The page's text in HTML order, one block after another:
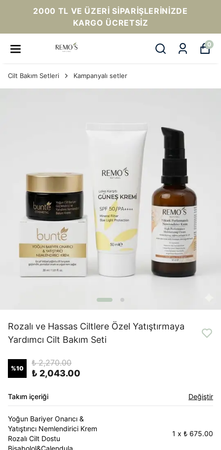
2000 TL VE ÜZERI SIPARIŞLERINIZDE
KARGO ÜCRETSIZ
0
Cilt Bakım Setleri Kampanyalı setler
Rozalı ve Hassas Ciltlere Özel Yatıştırmaya
Yardımcı Cilt Bakım Seti
%10
₺ 2,270.00
₺ 2,043.00
Takım içeriği Değiştir
Yoğun Bariyer Onarıcı &
Yatıştırıcı Nemlendirici Krem
Rozalı Cilt Dostu
Bisabolol&Calendula
1 x ₺ 675.00